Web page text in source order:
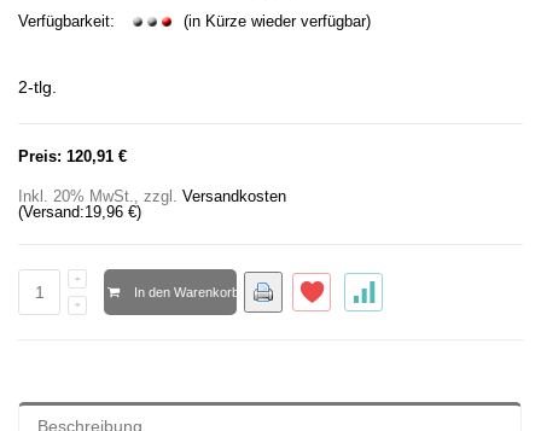
Verfügbarkeit: (in Kürze wieder verfügbar)
2-tlg.
Preis: 120,91 €
Inkl. 20% MwSt., zzgl. Versandkosten
(Versand:19,96 €)
In den Warenkorb
Beschreibung